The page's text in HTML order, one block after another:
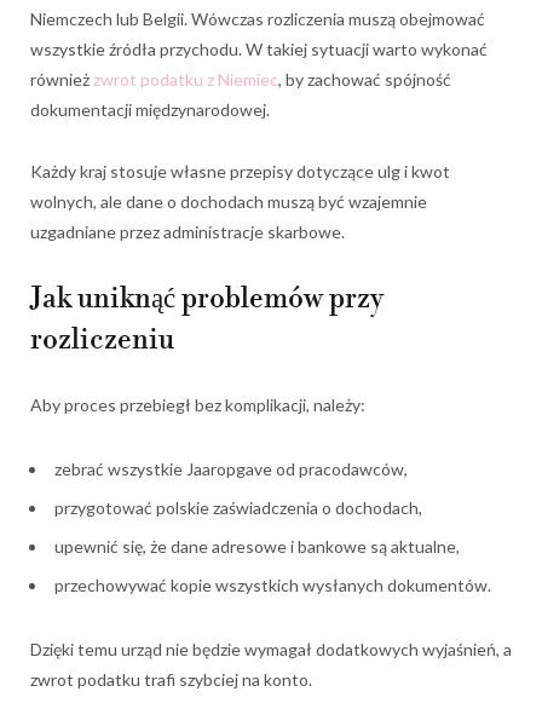
Niemczech lub Belgii. Wówczas rozliczenia muszą obejmować
wszystkie źródła przychodu. W takiej sytuacji warto wykonać
również zwrot podatku z Niemiec, by zachować spójność
dokumentacji międzynarodowej.
Każdy kraj stosuje własne przepisy dotyczące ulg i kwot
wolnych, ale dane o dochodach muszą być wzajemnie
uzgadniane przez administracje skarbowe.
Jak uniknąć problemów przy
rozliczeniu
Aby proces przebiegł bez komplikacji, należy:
zebrać wszystkie Jaaropgave od pracodawców,
przygotować polskie zaświadczenia o dochodach,
upewnić się, że dane adresowe i bankowe są aktualne,
przechowywać kopie wszystkich wysłanych dokumentów.
Dzięki temu urząd nie będzie wymagał dodatkowych wyjaśnień, a
zwrot podatku trafi szybciej na konto.